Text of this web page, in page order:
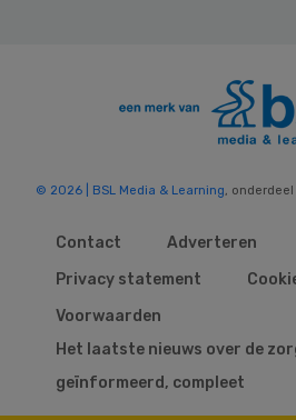
© 2026 | BSL Media & Learning, onderdeel
Contact
Adverteren
Privacy statement
Voorwaarden
Het laatste nieuws over de
geïnformeerd, compleet